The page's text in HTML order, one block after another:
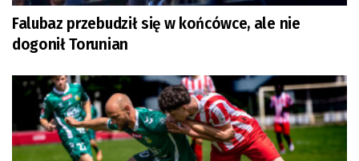
Falubaz przebudził się w końcówce, ale nie
dogonił Torunian